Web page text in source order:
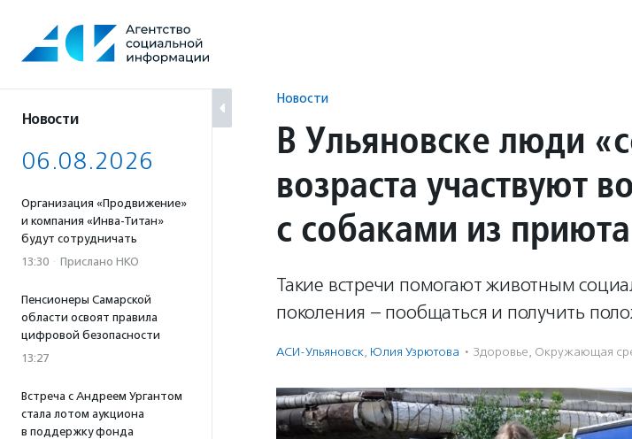
содержанию
Новости
06.08.2026
Организация «Продвижение»
и компания «Инва-Титан»
будут сотрудничать
13:30 · Прислано НКО
Пенсионеры Самарской
области освоят правила
цифровой безопасности
13:27
Встреча с Андреем Ургантом
стала лотом аукциона
в поддержку фонда
Новости
В Ульяновске люди
возраста участвуют
с собаками из приюта
Такие встречи помогают животным
поколения – пообщаться и получить
АСИ-Ульяновск, Юлия Узрютова · Здоровье, Окружающая